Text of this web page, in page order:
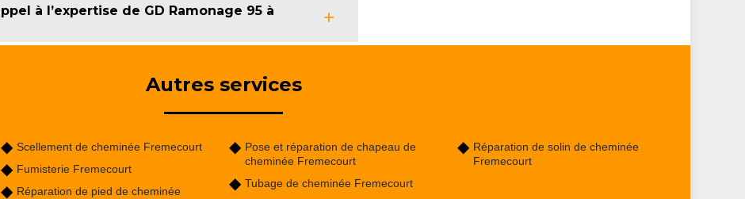
à l’expertise de GD Ramonage 95 à
Autres services
Scellement de cheminée Fremecourt
Fumisterie Fremecourt
Réparation de pied de cheminée
Pose et réparation de chapeau de
cheminée Fremecourt
Tubage de cheminée Fremecourt
Réparation de solin de cheminée
Fremecourt